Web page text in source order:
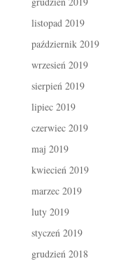
listopad 2019
październik 2019
wrzesień 2019
sierpień 2019
lipiec 2019
czerwiec 2019
maj 2019
kwiecień 2019
marzec 2019
luty 2019
styczeń 2019
grudzień 2018